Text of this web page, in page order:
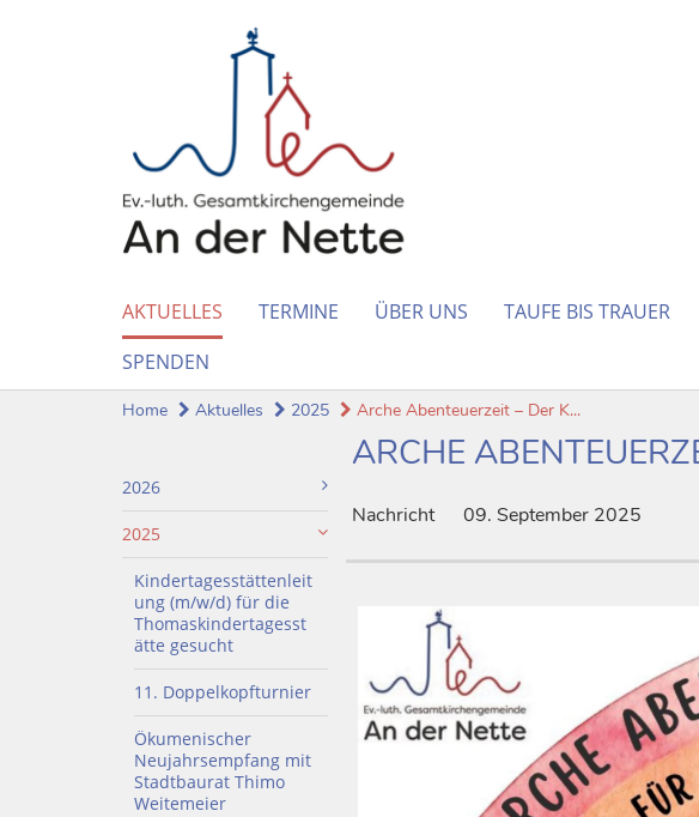
AKTUELLES TERMINE ÜBER UNS TAUFE BIS TRAUER
SPENDEN
Home Aktuelles 2025 Arche Abenteuerzeit – Der K...
2026
2025
Kindertagesstättenleit
ung (m/w/d) für die
Thomaskindertagesst
ätte gesucht
11. Doppelkopfturnier
Ökumenischer
Neujahrsempfang mit
Stadtbaurat Thimo
Weitemeier
ARCHE
Nachricht 09. September 2025